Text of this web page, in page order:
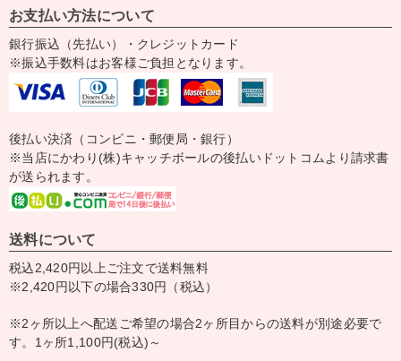
お支払い方法について
銀行振込（先払い）・クレジットカード
※振込手数料はお客様ご負担となります。
後払い決済（コンビニ・郵便局・銀行）
※当店にかわり(株)キャッチボールの後払いドットコムより請求書
が送られます。
送料について
税込2,420円以上ご注文で送料無料
※2,420円以下の場合330円（税込）
※2ヶ所以上へ配送ご希望の場合2ヶ所目からの送料が別途必要で
す。1ヶ所1,100円(税込)～